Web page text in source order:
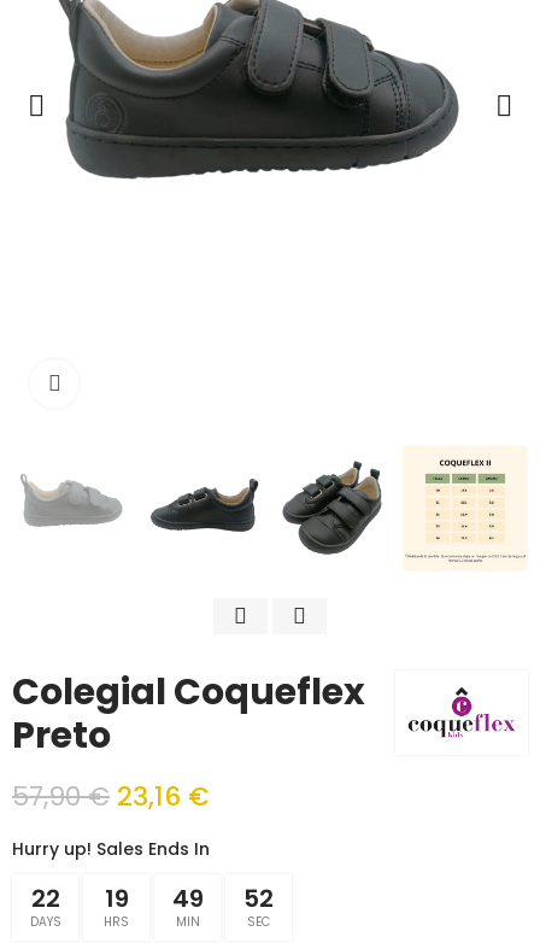
Colegial Coqueflex
Preto
57,90 € 23,16 €
Hurry up! Sales Ends In
22
DAYS
19
HRS
49
MIN
52
SEC